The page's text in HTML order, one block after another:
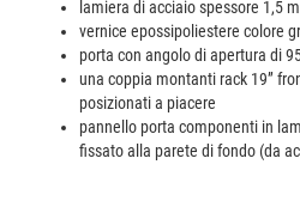
lamiera di acciaio spessore 1,5
vernice epossipoliestere colore
porta con angolo di apertura di
una coppia montanti rack 19”
posizionati a piacere
pannello porta componenti in
fissato alla parete di fondo (da